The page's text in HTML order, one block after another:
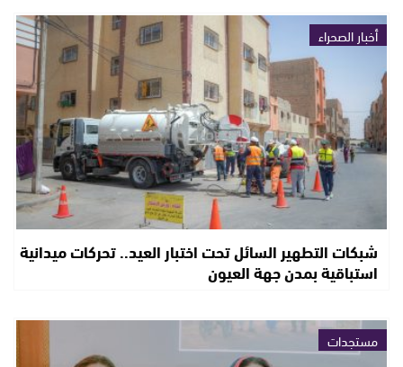
أخبار الصحراء
شبكات التطهير السائل تحت اختبار العيد.. تحركات ميدانية
استباقية بمدن جهة العيون
مستجدات